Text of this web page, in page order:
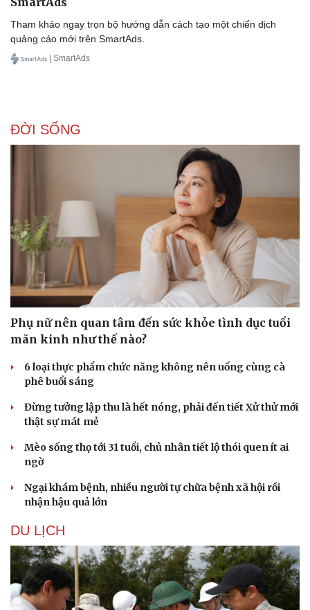
Tham khảo ngay trọn bộ hướng dẫn cách tạo một chiến dịch
quảng cáo mới trên SmartAds.
| SmartAds
ĐỜI SỐNG
Phụ nữ nên quan tâm đến sức khỏe tình dục tuổi
mãn kinh như thế nào?
6 loại thực phẩm chức năng không nên uống cùng cà
phê buổi sáng
Đừng tưởng lập thu là hết nóng, phải đến tiết Xử thử mới
thật sự mát mẻ
Mèo sống thọ tới 31 tuổi, chủ nhân tiết lộ thói quen ít ai
ngờ
Ngại khám bệnh, nhiều người tự chữa bệnh xã hội rồi
nhận hậu quả lớn
DU LỊCH